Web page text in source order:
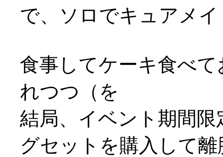
で、ソロでキュアメ
食事してケーキ食べ
れつつ（を
結局、イベント期間
グセットを購入して離